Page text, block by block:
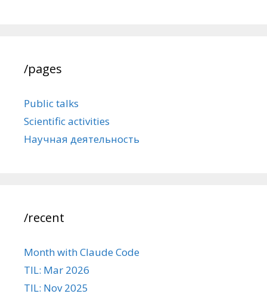
/pages
Public talks
Scientific activities
Научная деятельность
/recent
Month with Claude Code
TIL: Mar 2026
TIL: Nov 2025